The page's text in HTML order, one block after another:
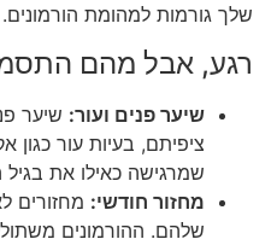
שלך גורמות למהומת הורמונים.
רגע, אבל מהם
שיער פנים ועור: שיער
ציפיתם, בעיות עור
שמרגישה כאילו את
מחזור חודשי: מחזורים
שלהם. ההורמונים